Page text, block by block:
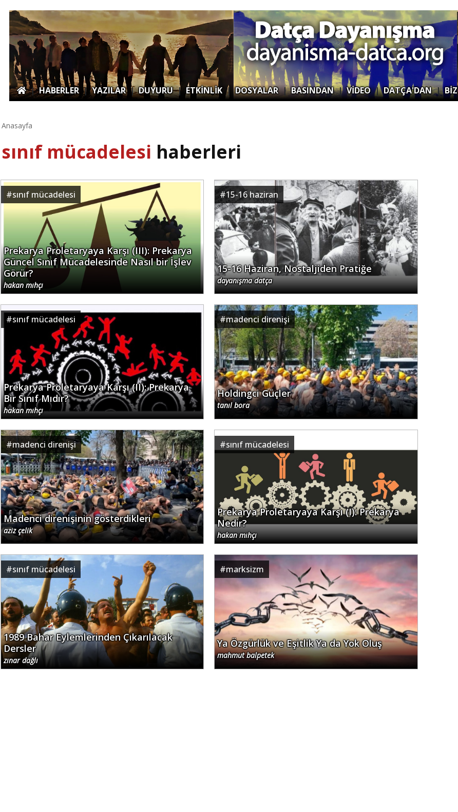
|HABERLER|YAZILAR|DUYURU| ETKİNLİK |DOSYALAR|BASINDAN|VİDEO|DATÇA'DAN|BİZ
Anasayfa
sınıf mücadelesi haberleri
#sınıf mücadelesi
Prekarya Proletaryaya Karşı (III): Prekarya
Güncel Sınıf Mücadelesinde Nasıl bir İşlev
Görür?
hakan mıhçı
#15-16 haziran
15-16 Haziran, Nostaljiden Pratiğe
dayanışma datça
#sınıf mücadelesi
Prekarya Proletaryaya Karşı (II): Prekarya
Bir Sınıf Mıdır?
hakan mıhçı
#madenci direnişi
Holdingci Güçler
tanıl bora
#madenci direnişi
Madenci direnişinin gösterdikleri
aziz çelik
#sınıf mücadelesi
Prekarya Proletaryaya Karşı (I): Prekarya
Nedir?
hakan mıhçı
#sınıf mücadelesi
1989 Bahar Eylemlerinden Çıkarılacak
Dersler
zınar dağlı
#marksizm
Ya Özgürlük ve Eşitlik Ya da Yok Oluş
mahmut balpetek